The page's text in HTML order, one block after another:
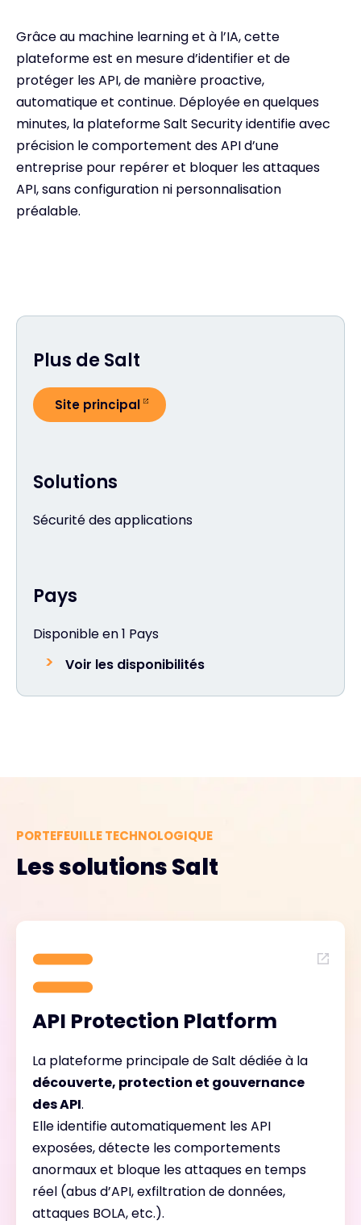
Grâce au machine learning et à l’IA, cette
plateforme est en mesure d’identifier et de
protéger les API, de manière proactive,
automatique et continue. Déployée en quelques
minutes, la plateforme Salt Security identifie avec
précision le comportement des API d’une
entreprise pour repérer et bloquer les attaques
API, sans configuration ni personnalisation
préalable.
Pays
Disponible en 1 Pays
Voir les disponibilités
Solutions
Sécurité des applications
Plus de Salt
Site principal
PORTEFEUILLE TECHNOLOGIQUE
Les solutions Salt
API Protection Platform
La plateforme principale de Salt dédiée à la
découverte, protection et gouvernance
des API.
Elle identifie automatiquement les API
exposées, détecte les comportements
anormaux et bloque les attaques en temps
réel (abus d’API, exfiltration de données,
attaques BOLA, etc.).